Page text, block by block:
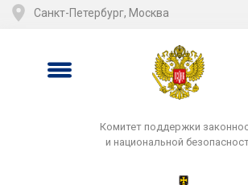
Санкт-Петербург, Москва
Комитет поддержки
и национальной